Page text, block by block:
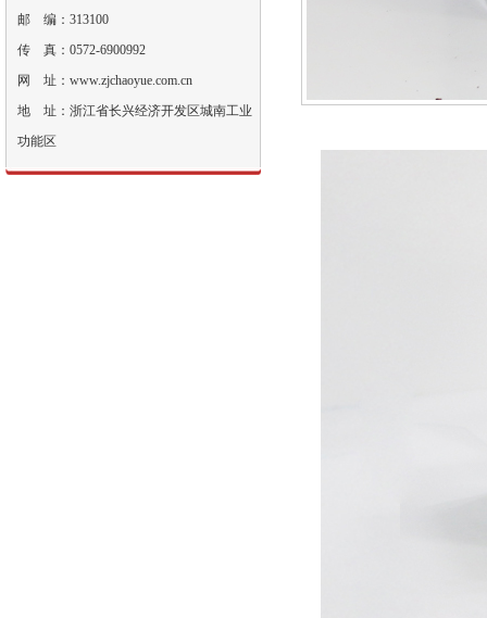
邮 编：313100
传 真：0572-6900992
网 址：www.zjchaoyue.com.cn
地 址：浙江省长兴经济开发区城南工业
功能区